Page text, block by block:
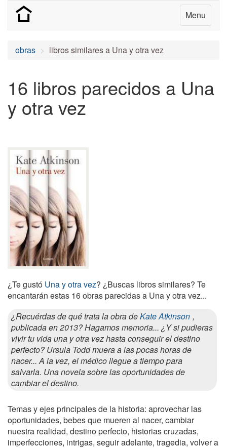
Menu
obras libros similares a Una y otra vez
16 libros parecidos a Una
y otra vez
¿Te gustó Una y otra vez? ¿Buscas libros similares? Te
encantarán estas 16 obras parecidas a Una y otra vez...
¿Recuérdas de qué trata la obra deKate Atkinson ,
publicada en 2013? Hagamos memoria... ¿Y si pudieras
vivir tu vida una y otra vez hasta conseguir el destino
perfecto? Ursula Todd muera a las pocas horas de
nacer... A la vez, el médico llegue a tiempo para
salvarla. Una novela sobre las oportunidades de
cambiar el destino.
Temas y ejes principales de la historia: aprovechar las
oportunidades, bebes que mueren al nacer, cambiar
nuestra realidad, destino perfecto, historias cruzadas,
imperfecciones, intrigas, seguir adelante, tragedia, volver a